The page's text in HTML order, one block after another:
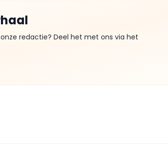
redactie? Deel het met ons via het